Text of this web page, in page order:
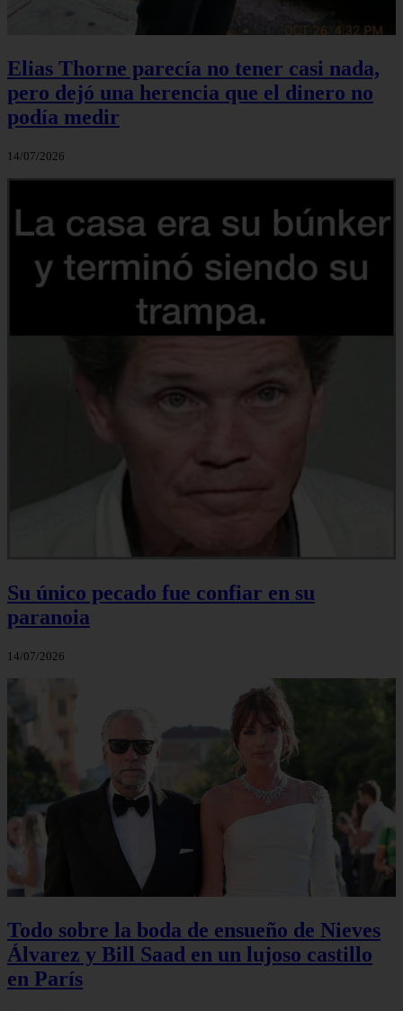
Elias Thorne parecía no tener casi nada,
pero dejó una herencia que el dinero no
podía medir
14/07/2026
Su único pecado fue confiar en su
paranoia
14/07/2026
Todo sobre la boda de ensueño de Nieves
Álvarez y Bill Saad en un lujoso castillo
en París